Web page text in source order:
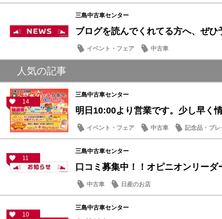
三島中古車センター
ブログを読んでくれてる方へ、ぜひ
イベント・フェア 中古車
人気の記事
14
三島中古車センター
明日10:00より営業です。少し早く
イベント・フェア 中古車 記念品・プレ
11
三島中古車センター
口コミ募集中！！オピニオンリー
中古車 日産のお店
10
三島中古車センター